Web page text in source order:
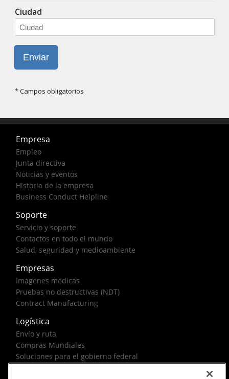
Empresa
Empleo
Junta directiva
Noticias y eventos
Historia de la empresa
Business Conduct Helpline
Soporte
Servicio y soporte
Contactos en todo el mundo
Salud, seguridad y medioambiente
Empresas
Imágenes médicas
Pruebas no destructivas (NDT)
Contract Manufacturing
Logística
Envío y ruta
Compras Mundiales
Soluciones para el gobierno federal